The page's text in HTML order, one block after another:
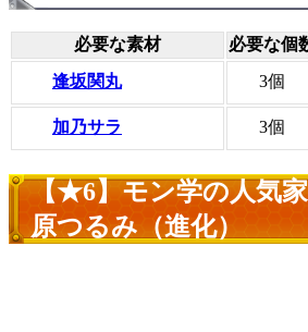
必要な素材
必要な個
逢坂関丸
3個
加乃サラ 3個
【★6】モン学の人気
原つるみ（進化）